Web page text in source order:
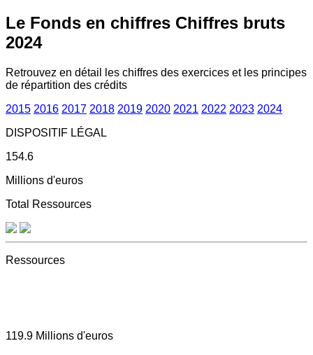
Le Fonds en chiffres Chiffres bruts
2024
Retrouvez en détail les chiffres des exercices et les principes
de répartition des crédits
2015 2016 2017 2018 2019 2020 2021 2022 2023 2024
DISPOSITIF LÉGAL
154.6
Millions d'euros
Total Ressources
Ressources
119.9 Millions d'euros